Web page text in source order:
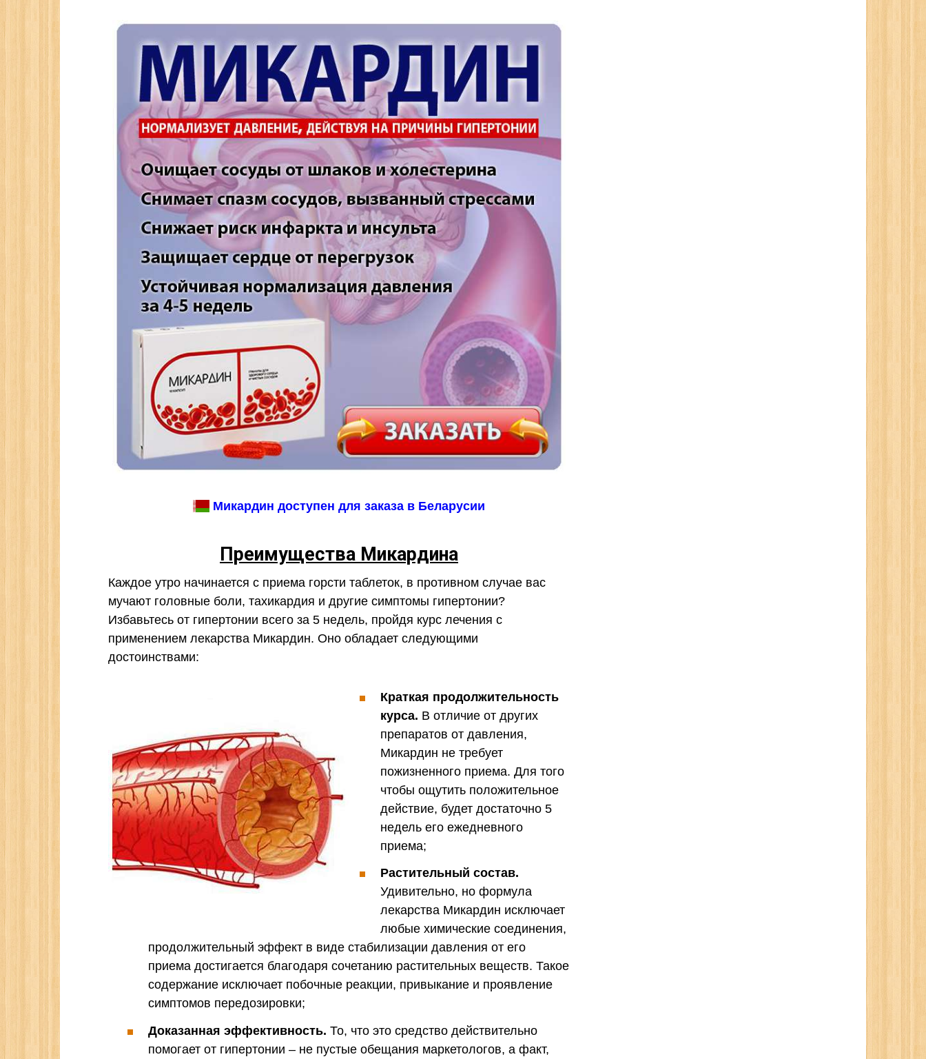
Микардин доступен для заказа в Беларусии
Преимущества Микардина
Каждое утро начинается с приема горсти таблеток, в противном случае вас
мучают головные боли, тахикардия и другие симптомы гипертонии?
Избавьтесь от гипертонии всего за 5 недель, пройдя курс лечения с
применением лекарства Микардин. Оно обладает следующими
достоинствами:
Краткая продолжительность
курса. В отличие от других
препаратов от давления,
Микардин не требует
пожизненного приема. Для того
чтобы ощутить положительное
действие, будет достаточно 5
недель его ежедневного
приема;
Растительный состав.
Удивительно, но формула
лекарства Микардин исключает
любые химические соединения,
продолжительный эффект в виде стабилизации давления от его
приема достигается благодаря сочетанию растительных веществ. Такое
содержание исключает побочные реакции, привыкание и проявление
симптомов передозировки;
Доказанная эффективность. То, что это средство действительно
помогает от гипертонии – не пустые обещания маркетологов, а факт,